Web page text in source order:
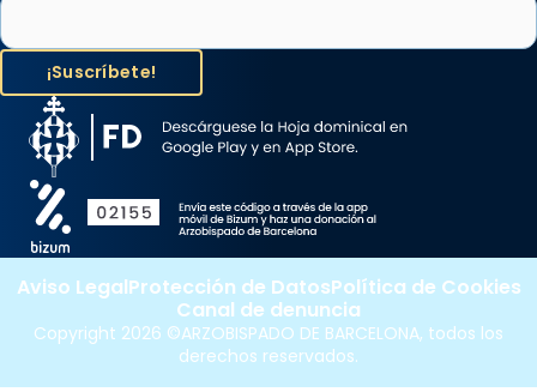
Copyright 2026 ©ARZOBISPADO DE BARCELONA, todos los
derechos reservados.
Aviso LegalProtección de DatosPolítica de Cookies
Canal de denuncia